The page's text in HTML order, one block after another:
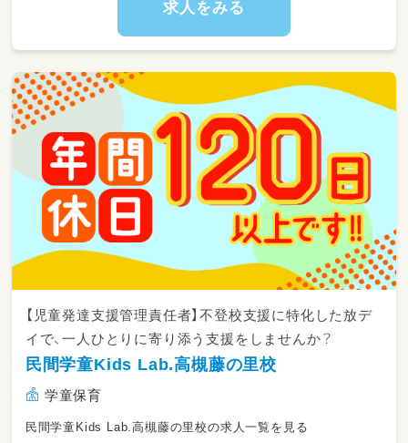
求人をみる
【児童発達支援管理責任者】不登校支援に特化した放デ
イで、一人ひとりに寄り添う支援をしませんか？
民間学童Kids Lab.高槻藤の里校
学童保育
民間学童Kids Lab.高槻藤の里校の求人一覧を見る